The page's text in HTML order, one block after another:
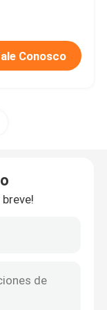
Conosco